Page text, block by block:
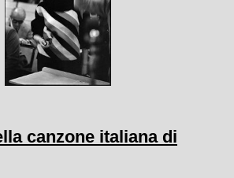
canzone italiana di